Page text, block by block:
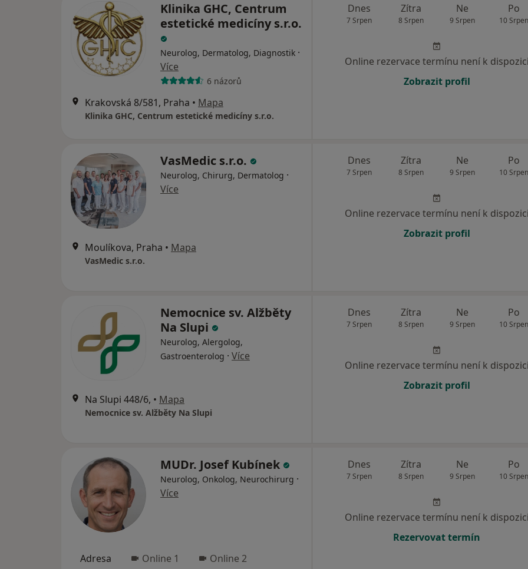
Klinika GHC, Centrum
estetické medicíny s.r.o.
Neurolog, Dermatolog, Diagnostik ·
Více
6 názorů
Krakovská 8/581, Praha • Mapa
Klinika GHC, Centrum estetické medicíny s.r.o.
Dnes
7 Srpen
Zítra
8 Srpen
Ne
9 Srpen
Po
10 Srpen
Online rezervace termínu není k dispozici
Zobrazit profil
VasMedic s.r.o.
Neurolog, Chirurg, Dermatolog ·
Více
Moulíkova, Praha • Mapa
VasMedic s.r.o.
Dnes
7 Srpen
Zítra
8 Srpen
Ne
9 Srpen
Po
10 Srpen
Online rezervace termínu není k dispozici
Zobrazit profil
Nemocnice sv. Alžběty
Na Slupi
Neurolog, Alergolog,
Gastroenterolog · Více
Na Slupi 448/6, • Mapa
Nemocnice sv. Alžběty Na Slupi
Dnes
7 Srpen
Zítra
8 Srpen
Ne
9 Srpen
Po
10 Srpen
Online rezervace termínu není k dispozici
Zobrazit profil
MUDr. Josef Kubínek
Neurolog, Onkolog, Neurochirurg ·
Více
Adresa Online 1 Online 2
Dnes
7 Srpen
Zítra
8 Srpen
Ne
9 Srpen
Po
10 Srpen
Online rezervace termínu není k dispozici
Rezervovat termín